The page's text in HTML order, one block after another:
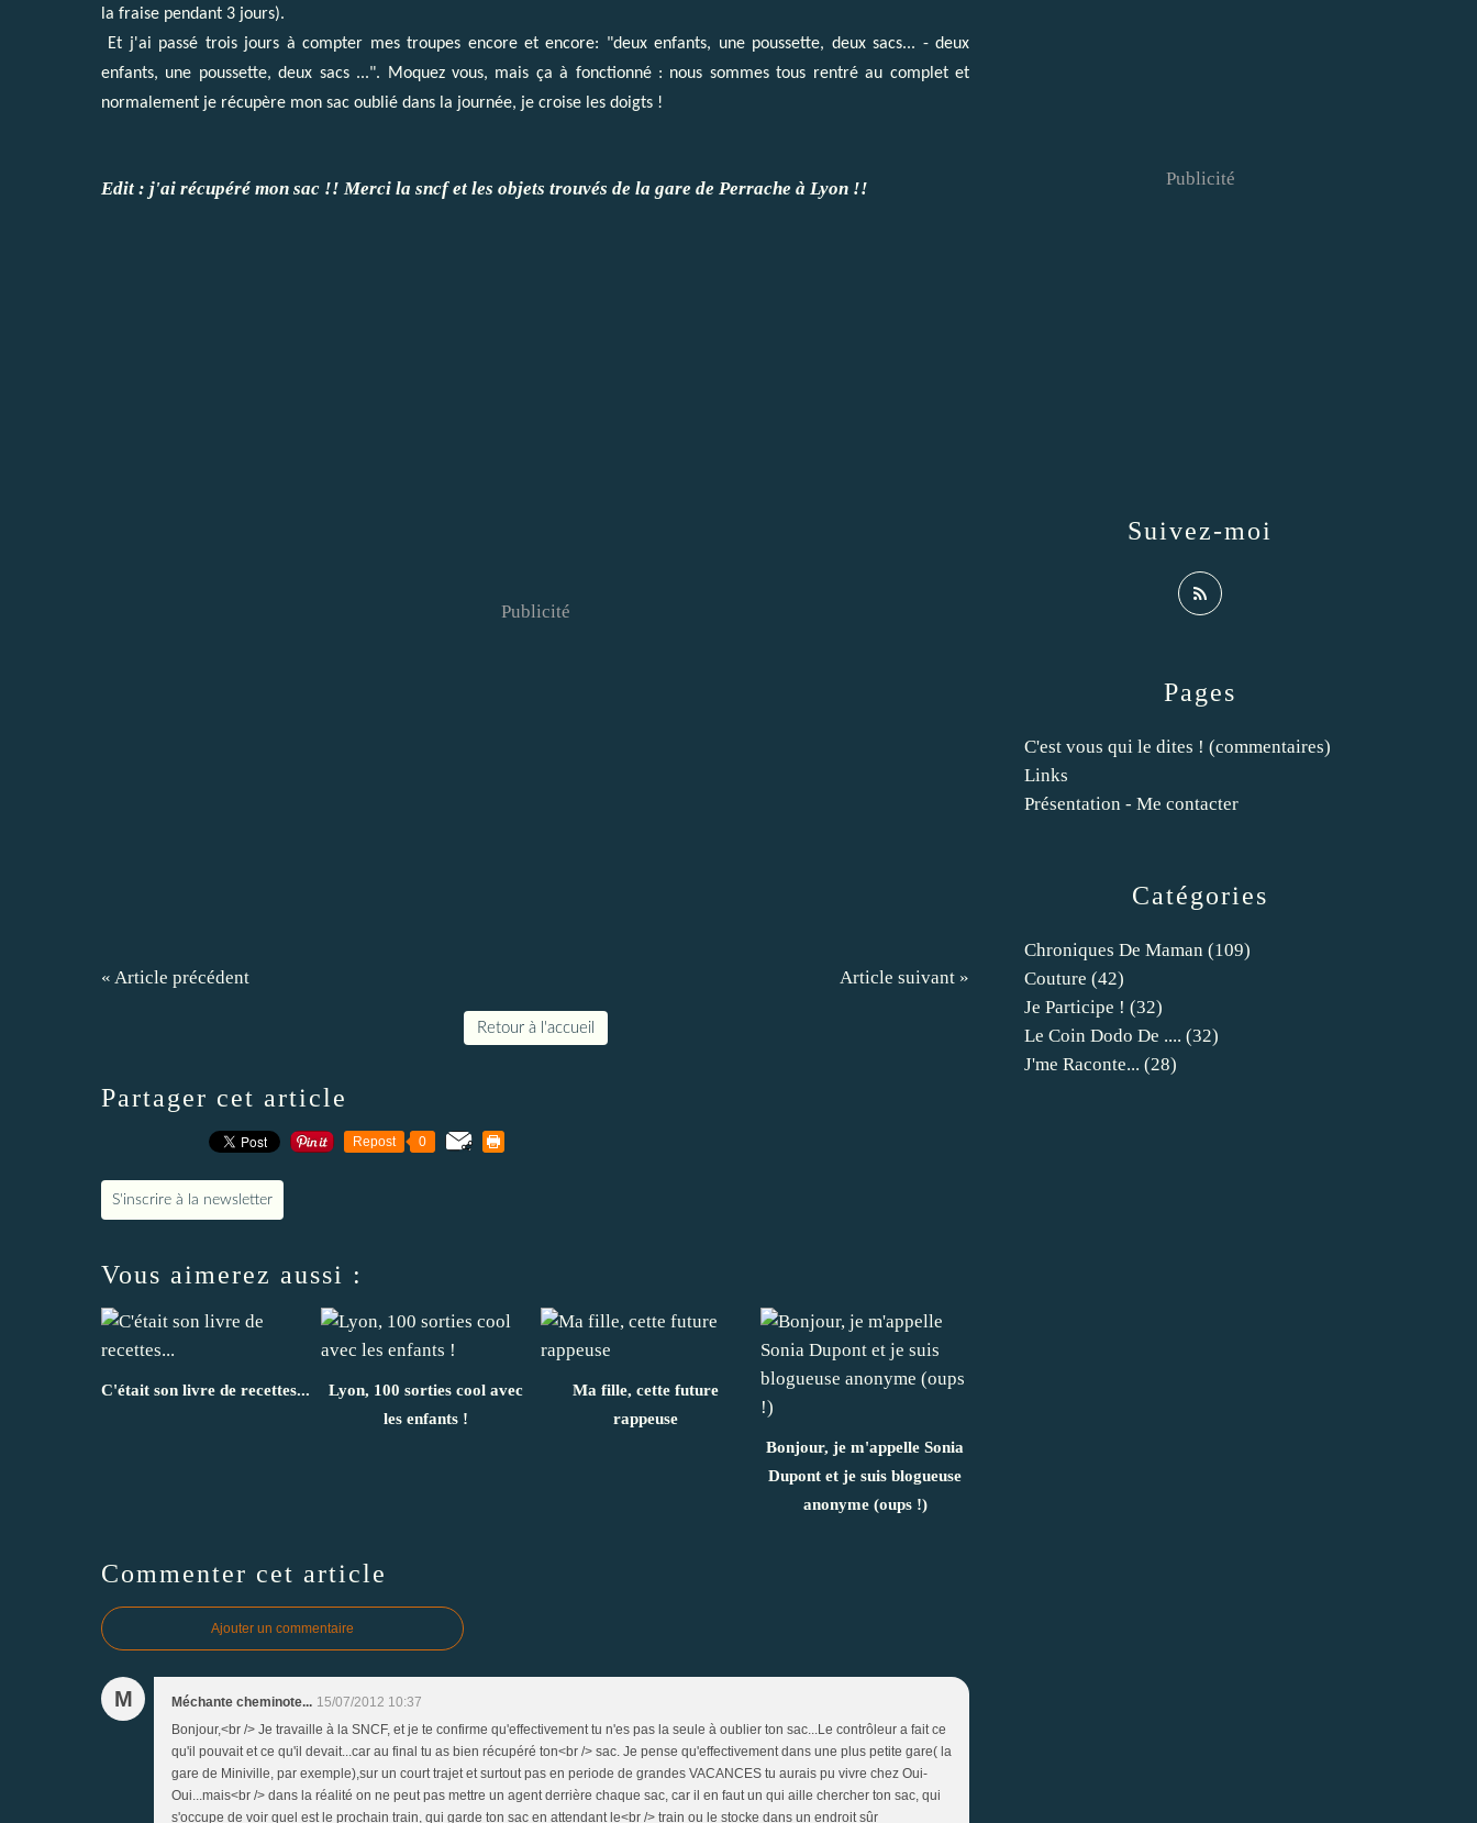
la fraise pendant 3 jours).
Et j'ai passé trois jours à compter mes troupes encore et encore: "deux enfants, une poussette, deux sacs... - deux
enfants, une poussette, deux sacs ...". Moquez vous, mais ça à fonctionné : nous sommes tous rentré au complet et
normalement je récupère mon sac oublié dans la journée, je croise les doigts !
Edit : j'ai récupéré mon sac !! Merci la sncf et les objets trouvés de la gare de Perrache à Lyon !!
Publicité
« Article précédent Article suivant »
Retour à l'accueil
Partager cet article
Repost 0
S'inscrire à la newsletter
Vous aimerez aussi :
C'était son livre de recettes...
Lyon, 100 sorties cool avec
les enfants !
Ma fille, cette future
rappeuse
Bonjour, je m'appelle Sonia
Dupont et je suis blogueuse
anonyme (oups !)
Commenter cet article
Ajouter un commentaire
M Méchante cheminote... 15/07/2012 10:37
Bonjour,<br /> Je travaille à la SNCF, et je te confirme qu'effectivement tu n'es pas la seule à oublier ton sac...Le contrôleur a fait ce
qu'il pouvait et ce qu'il devait...car au final tu as bien récupéré ton<br /> sac. Je pense qu'effectivement dans une plus petite gare( la
gare de Miniville, par exemple),sur un court trajet et surtout pas en periode de grandes VACANCES tu aurais pu vivre chez Oui-
Oui...mais<br /> dans la réalité on ne peut pas mettre un agent derrière chaque sac, car il en faut un qui aille chercher ton sac, qui
s'occupe de voir quel est le prochain train, qui garde ton sac en attendant le<br /> train ou le stocke dans un endroit sûr
Catégories
Chroniques De Maman (109)
Couture (42)
Je Participe ! (32)
Le Coin Dodo De .... (32)
J'me Raconte... (28)
Pages
C'est vous qui le dites ! (commentaires)
Links
Présentation - Me contacter
Suivez-moi
Publicité